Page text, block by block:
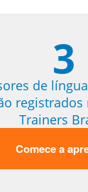
3
de
registrados
Trainers
Comece a